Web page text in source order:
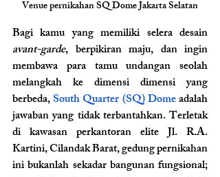
Venue pernikahan SQ Dome Jakarta Selatan
avant-garde, berpikiran maju, dan ingin
membawa para tamu undangan seolah
melangkah ke dimensi dimensi yang
berbeda, South Quarter (SQ) Dome adalah
jawaban yang tidak terbantahkan. Terletak
di kawasan perkantoran elite Jl. R.A.
Kartini, Cilandak Barat, gedung pernikahan
ini bukanlah sekadar bangunan fungsional;